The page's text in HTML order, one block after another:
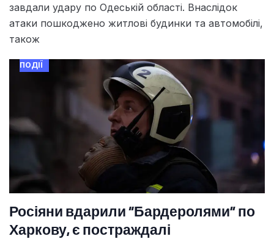
завдали удару по Одеській області. Внаслідок
атаки пошкоджено житлові будинки та автомобілі,
також
ПОДІЇ
Росіяни вдарили “Бардеролями” по
Харкову, є постраждалі